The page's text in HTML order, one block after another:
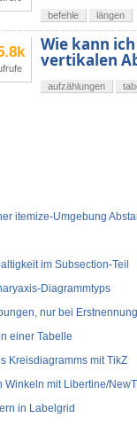
befehle längen
Wie kann
vertikalen
aufzählungen
itemize-Umgebung
im Subsection-Teil
Diagrammtyps
nur bei
einer Tabelle
Kreisdiagramms mit TikZ
Winkeln mit Libertine/
in Labelgrid